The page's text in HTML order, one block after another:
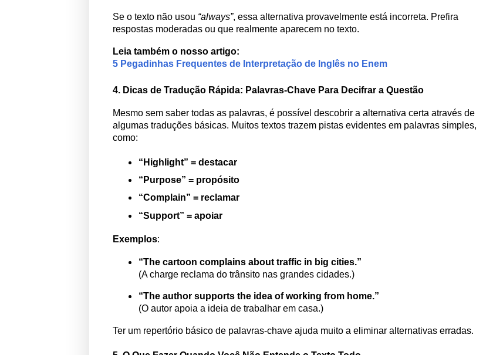
Se o texto não usou “always”, essa alternativa provavelmente está incorreta. Prefira
respostas moderadas ou que realmente aparecem no texto.
Leia também o nosso artigo:
5 Pegadinhas Frequentes de Interpretação de Inglês no Enem
4. Dicas de Tradução Rápida: Palavras-Chave Para Decifrar a Questão
Mesmo sem saber todas as palavras, é possível descobrir a alternativa certa através de
algumas traduções básicas. Muitos textos trazem pistas evidentes em palavras simples,
como:
“Highlight” = destacar
“Purpose” = propósito
“Complain” = reclamar
“Support” = apoiar
Exemplos:
“The cartoon complains about traffic in big cities.”
(A charge reclama do trânsito nas grandes cidades.)
“The author supports the idea of working from home.”
(O autor apoia a ideia de trabalhar em casa.)
Ter um repertório básico de palavras-chave ajuda muito a eliminar alternativas erradas.